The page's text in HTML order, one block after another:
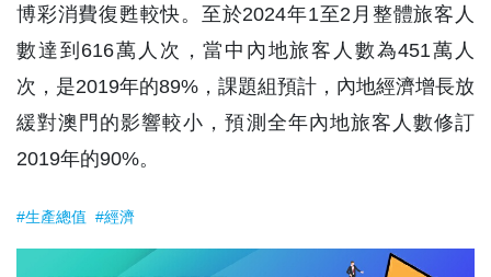
博彩消費復甦較快。至於2024年1至2月整體旅客人
數達到616萬人次，當中內地旅客人數為451萬人
次，是2019年的89%，課題組預計，內地經濟增長放
緩對澳門的影響較小，預測全年內地旅客人數修訂
2019年的90%。
#生產總值 #經濟